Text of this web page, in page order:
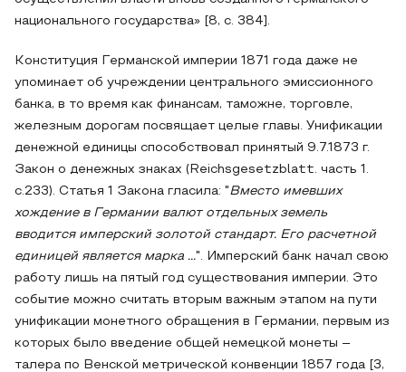
национального государства» [8, с. 384].
Конституция Германской империи 1871 года даже не
упоминает об учреждении центрального эмиссионного
банка, в то время как финансам, таможне, торговле,
железным дорогам посвящает целые главы. Унификации
денежной единицы способствовал принятый 9.7.1873 г.
Закон о денежных знаках (Reichsgesetzblatt. часть 1.
с.233). Статья 1 Закона гласила: "Вместо имевших
хождение в Германии валют отдельных земель
вводится имперский золотой стандарт. Его расчетной
единицей является марка ...". Имперский банк начал свою
работу лишь на пятый год существования империи. Это
событие можно считать вторым важным этапом на пути
унификации монетного обращения в Германии, первым из
которых было введение общей немецкой монеты –
талера по Венской метрической конвенции 1857 года [3,